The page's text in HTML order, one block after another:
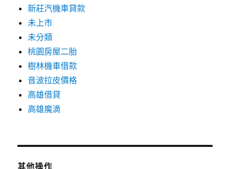
新莊汽機車貸款
未上市
未分類
桃園房屋二胎
樹林機車借款
音波拉皮價格
高雄借貸
高雄魔滴
其他操作